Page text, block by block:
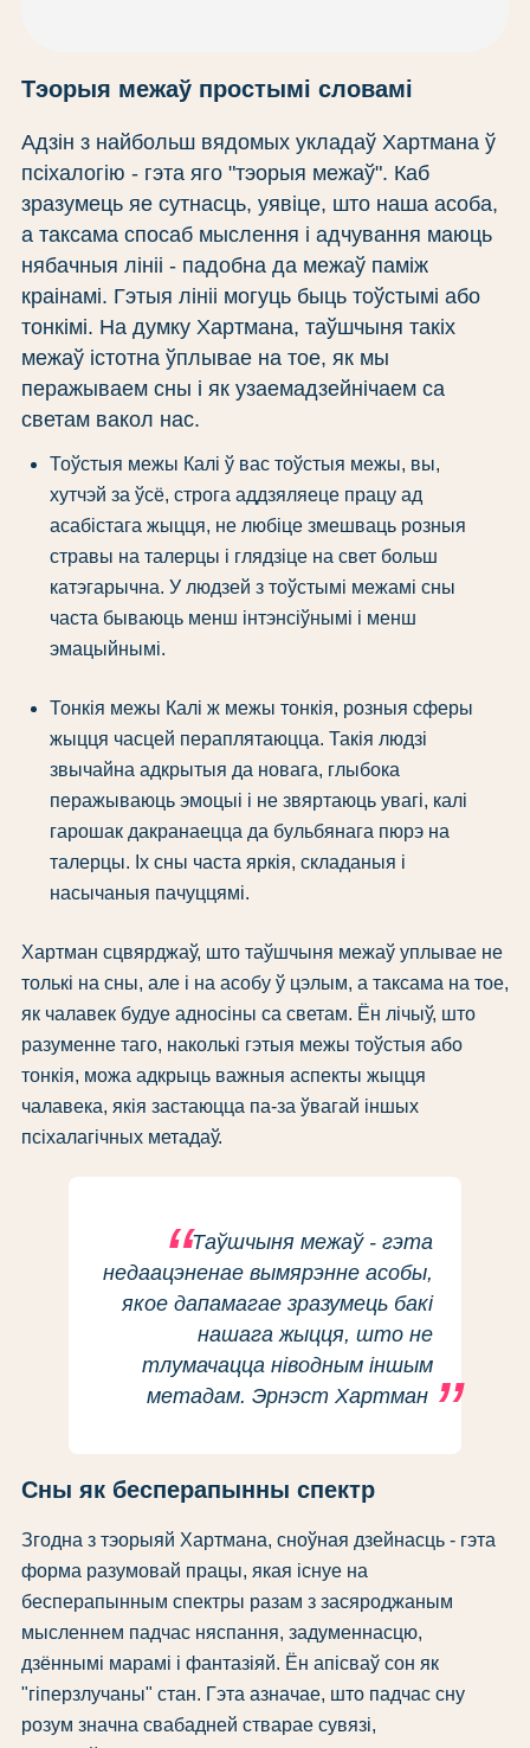
Тэорыя межаў простымі словамі
Адзін з найбольш вядомых укладаў Хартмана ў
псіхалогію - гэта яго "тэорыя межаў". Каб
зразумець яе сутнасць, уявіце, што наша асоба,
а таксама спосаб мыслення і адчування маюць
нябачныя лініі - падобна да межаў паміж
краінамі. Гэтыя лініі могуць быць тоўстымі або
тонкімі. На думку Хартмана, таўшчыня такіх
межаў істотна ўплывае на тое, як мы
перажываем сны і як узаемадзейнічаем са
светам вакол нас.
Тоўстыя межы Калі ў вас тоўстыя межы, вы,
хутчэй за ўсё, строга аддзяляеце працу ад
асабістага жыцця, не любіце змешваць розныя
стравы на талерцы і глядзіце на свет больш
катэгарычна. У людзей з тоўстымі межамі сны
часта бываюць менш інтэнсіўнымі і менш
эмацыйнымі.
Тонкія межы Калі ж межы тонкія, розныя сферы
жыцця часцей пераплятаюцца. Такія людзі
звычайна адкрытыя да новага, глыбока
перажываюць эмоцыі і не звяртаюць увагі, калі
гарошак дакранаецца да бульбянага пюрэ на
талерцы. Іх сны часта яркія, складаныя і
насычаныя пачуццямі.
Хартман сцвярджаў, што таўшчыня межаў уплывае не
толькі на сны, але і на асобу ў цэлым, а таксама на тое,
як чалавек будуе адносіны са светам. Ён лічыў, што
разуменне таго, наколькі гэтыя межы тоўстыя або
тонкія, можа адкрыць важныя аспекты жыцця
чалавека, якія застаюцца па-за ўвагай іншых
псіхалагічных метадаў.
Таўшчыня межаў - гэта
недаацэненае вымярэнне асобы,
якое дапамагае зразумець бакі
нашага жыцця, што не
тлумачацца ніводным іншым
метадам. Эрнэст Хартман
Сны як бесперапынны спектр
Згодна з тэорыяй Хартмана, сноўная дзейнасць - гэта
форма разумовай працы, якая існуе на
бесперапынным спектры разам з засяроджаным
мысленнем падчас няспання, задуменнасцю,
дзённымі марамі і фантазіяй. Ён апісваў сон як
"гіперзлучаны" стан. Гэта азначае, што падчас сну
розум значна свабадней стварае сувязі,